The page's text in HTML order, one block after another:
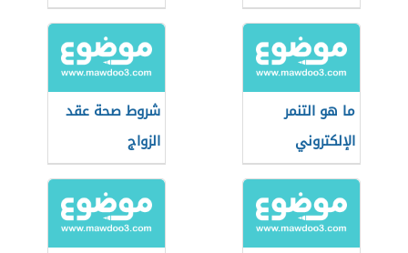
ما هو التنمر
الإلكتروني
شروط صحة عقد
الزواج